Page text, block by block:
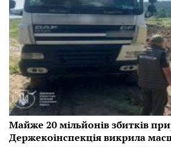
Майже 20 мільйонів збитків
Держекоінспекція викрила